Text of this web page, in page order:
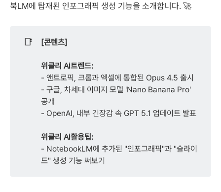
북LM에 탑재된 인포그래픽 생성 기능을 소개합니다. 🚀
📑 [콘텐츠]
위클리 Ai트렌드:
- 앤트로픽, 크롬과 엑셀에 통합된 Opus 4.5 출시
- 구글, 차세대 이미지 모델 'Nano Banana Pro'
공개
- OpenAI, 내부 긴장감 속 GPT 5.1 업데이트 발표
위클리 Ai활용팁:
- NotebookLM에 추가된 "인포그래픽"과 "슬라이
드" 생성 기능 써보기